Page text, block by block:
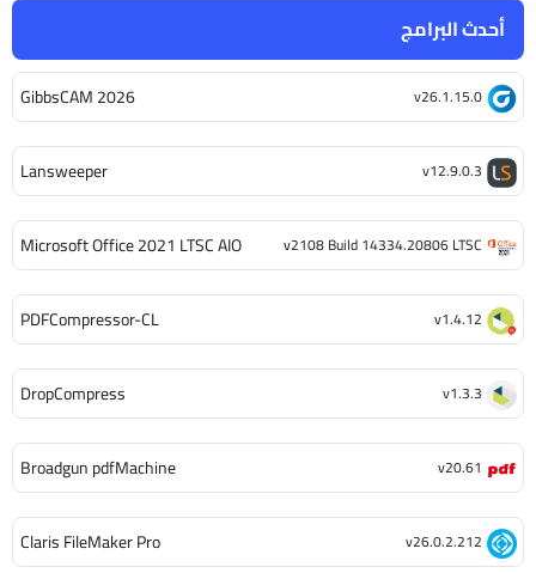
أحدث البرامج
GibbsCAM 2026 v26.1.15.0
Lansweeper v12.9.0.3
Microsoft Office 2021 LTSC AIO v2108 Build 14334.20806 LTSC
PDFCompressor-CL v1.4.12
DropCompress v1.3.3
Broadgun pdfMachine v20.61
Claris FileMaker Pro v26.0.2.212